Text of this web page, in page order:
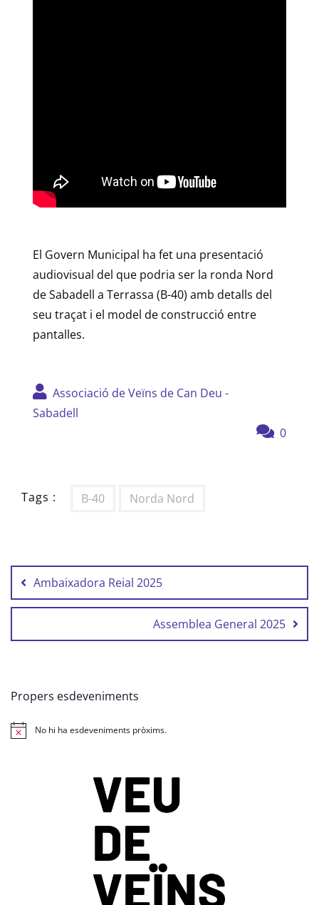
El Govern Municipal ha fet una presentació
audiovisual del que podria ser la ronda Nord
de Sabadell a Terrassa (B-40) amb detalls del
seu traçat i el model de construcció entre
pantalles.
Associació de Veïns de Can Deu -
Sabadell
0
Tags : B-40 Norda Nord
d'entrades
Ambaixadora Reial 2025
Assemblea General 2025
Propers esdeveniments
Avís No hi ha esdeveniments pròxims.